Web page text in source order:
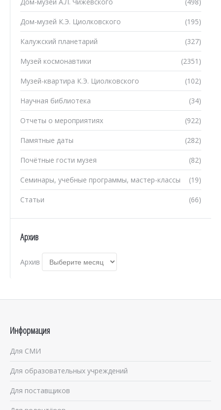
(195)
Дом-музей К.Э. Циолковского
(327)
Калужский планетарий
(2351)
Музей космонавтики
(102)
Музей-квартира К.Э. Циолковского
(34)
Научная библиотека
(922)
Отчеты о мероприятиях
(282)
Памятные даты
(82)
Почётные гости музея
(19)
Семинары, учебные программы, мастер-классы
(66)
Статьи
Архив
Архив
Информация
Для СМИ
Для образовательных учреждений
Для поставщиков